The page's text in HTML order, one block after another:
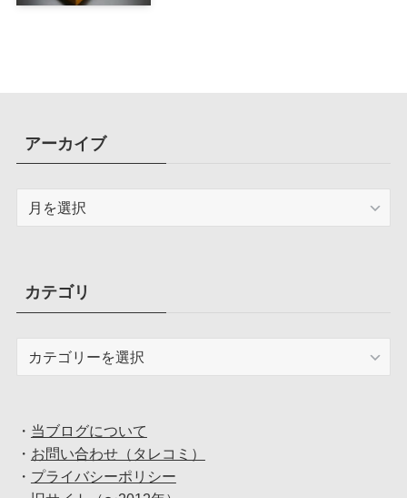
アーカイブ
ブカテゴリ
・ 当ブログについて
・ お問い合わせ（タレコミ）
・ プライバシーポリシー